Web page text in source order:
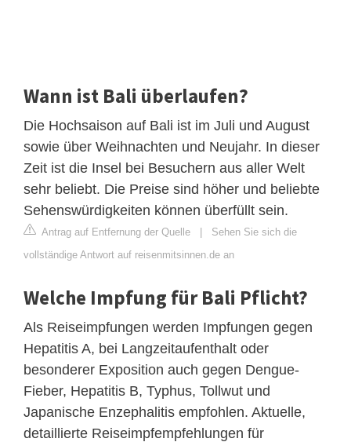
Wann ist Bali überlaufen?
Die Hochsaison auf Bali ist im Juli und August
sowie über Weihnachten und Neujahr. In dieser
Zeit ist die Insel bei Besuchern aus aller Welt
sehr beliebt. Die Preise sind höher und beliebte
Sehenswürdigkeiten können überfüllt sein.
Antrag auf Entfernung der Quelle | Sehen Sie sich die
vollständige Antwort auf reisenmitsinnen.de an
Welche Impfung für Bali Pflicht?
Als Reiseimpfungen werden Impfungen gegen
Hepatitis A, bei Langzeitaufenthalt oder
besonderer Exposition auch gegen Dengue-
Fieber, Hepatitis B, Typhus, Tollwut und
Japanische Enzephalitis empfohlen. Aktuelle,
detaillierte Reiseimpfempfehlungen für